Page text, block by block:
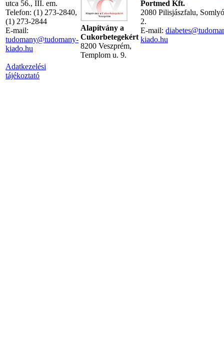
utca 56., III. em.
Telefon: (1) 273-2840,
(1) 273-2844
E-mail:
tudomany@tudomany-
kiado.hu
Adatkezelési
tájékoztató
Alapítvány a
Cukorbetegekért
8200 Veszprém,
Templom u. 9.
Portmed Kft.
2080 Pilisjászfalu,
2.
E-mail:
kiado.hu